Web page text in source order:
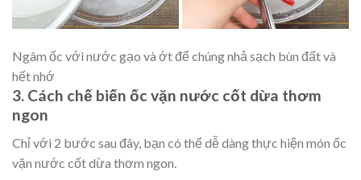
Ngâm ốc với nước gạo và ớt để chúng nhả sạch bùn đất và
hết nhớ
3. Cách chế biến ốc vặn nước cốt dừa thơm
ngon
Chỉ với 2 bước sau đây, bạn có thể dễ dàng thực hiện món ốc
vặn nước cốt dừa thơm ngon.